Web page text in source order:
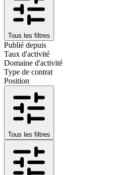
Tous les filtres
Publié depuis
Taux d'activité
Domaine d'activité
Type de contrat
Position
Tous les filtres